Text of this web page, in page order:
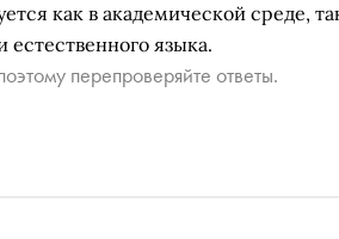
как в академической среде,
естественного языка.
перепроверяйте ответы.